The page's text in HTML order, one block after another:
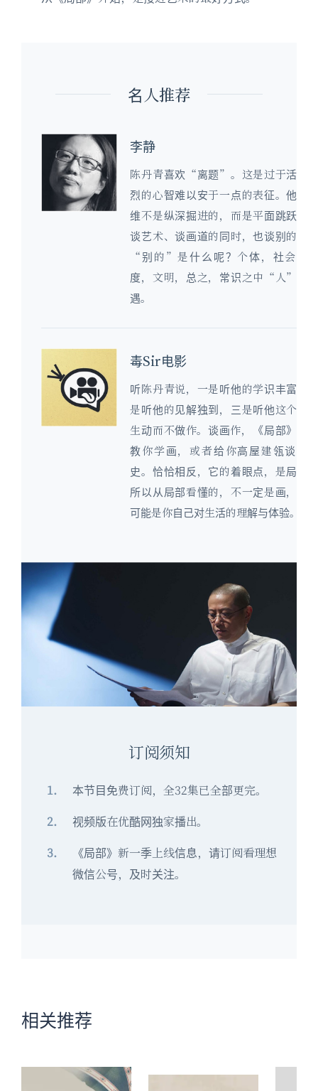
名人推荐
李静
陈丹青喜欢“离题”。这是过于活跃
烈的心智难以安于一点的表征。他的
维不是纵深掘进的，而是平面跳跃的
谈艺术、谈画道的同时，也谈别的。
“别的”是什么呢？个体，社会，
度，文明，总之，常识之中“人”的
遇。
毒Sir电影
听陈丹青说，一是听他的学识丰富，
是听他的见解独到，三是听他这个人
生动而不做作。谈画作，《局部》不
教你学画，或者给你高屋建瓴谈艺
史。恰恰相反，它的着眼点，是局部
所以从局部看懂的，不一定是画，反
可能是你自己对生活的理解与体验。
订阅须知
本节目免费订阅，全32集已全部更完。
视频版在优酷网独家播出。
《局部》新一季上线信息，请订阅看理想
微信公号，及时关注。
相关推荐